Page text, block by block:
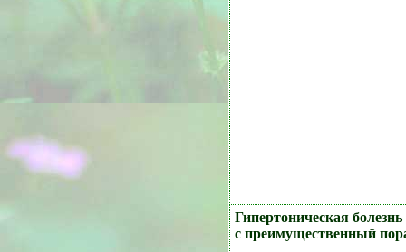
Гипертоническая болезнь
с преимущественный